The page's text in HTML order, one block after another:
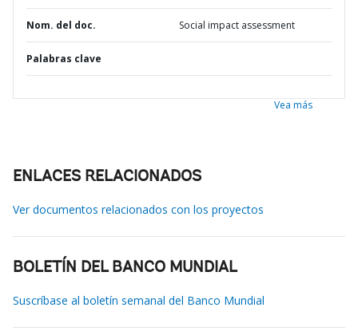
Nom. del doc. Social impact assessment
Palabras clave
Vea más
ENLACES RELACIONADOS
Ver documentos relacionados con los proyectos
BOLETÍN DEL BANCO MUNDIAL
Suscríbase al boletín semanal del Banco Mundial